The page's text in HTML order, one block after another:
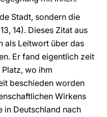
Stadt, sondern die
14). Dieses Zitat aus
als Leitwort über das
Er fand eigentlich zeit
wo ihm
beschieden worden
Wirkens
in Deutschland nach